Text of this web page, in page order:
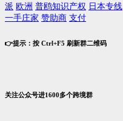
派 欧洲 普鸥知识产权 日本专线
一手庄家 赞助商 支付
👉提示：按 Ctrl+F5 刷新群二维码
关注公众号进1600多个跨境群